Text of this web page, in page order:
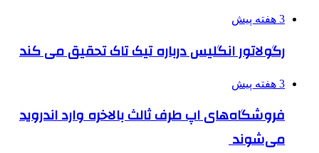
3 هفته پیش
رگولاتور انگلیس درباره تیک تاک تحقیق می کند
3 هفته پیش
فروشگاه‌های اپ طرف ثالث بالاخره وارد اندروید
می‌شوند